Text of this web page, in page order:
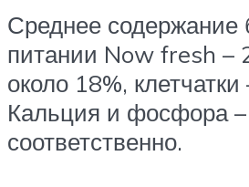
Среднее содержание
питании Now fresh –
около 18%, клетчатки
Кальция и фосфора
соответственно.